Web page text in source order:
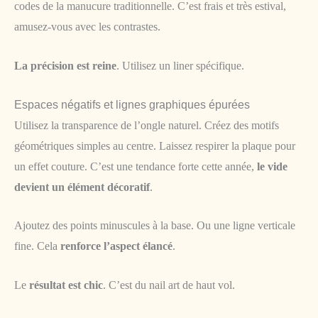
codes de la manucure traditionnelle. C’est frais et très estival,
amusez-vous avec les contrastes.
La précision est reine. Utilisez un liner spécifique.
Espaces négatifs et lignes graphiques épurées
Utilisez la transparence de l’ongle naturel. Créez des motifs
géométriques simples au centre. Laissez respirer la plaque pour
un effet couture. C’est une tendance forte cette année, le vide
devient un élément décoratif.
Ajoutez des points minuscules à la base. Ou une ligne verticale
fine. Cela renforce l’aspect élancé.
Le résultat est chic. C’est du nail art de haut vol.